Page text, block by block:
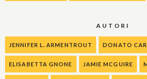
AUTORI
JENNIFER L. ARMENTROUT DONATO
ELISABETTA GNONE JAMIE MCGUIRE